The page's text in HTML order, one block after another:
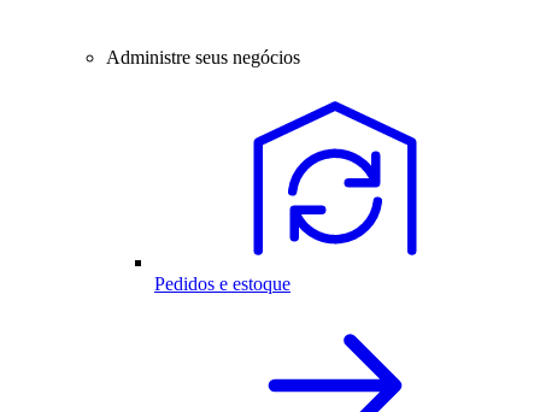
Administre seus negócios
Pedidos e estoque